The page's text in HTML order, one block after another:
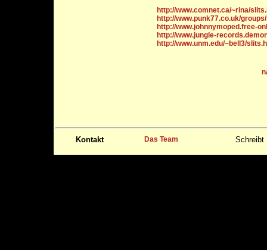
http://www.comnet.ca/~rina/
http://www.punk77.co.uk/
http://www.johnnymoped.free-
http://www.jungle-
http://www.unm.edu/~bell3/
Kontakt Das Team Schreibt